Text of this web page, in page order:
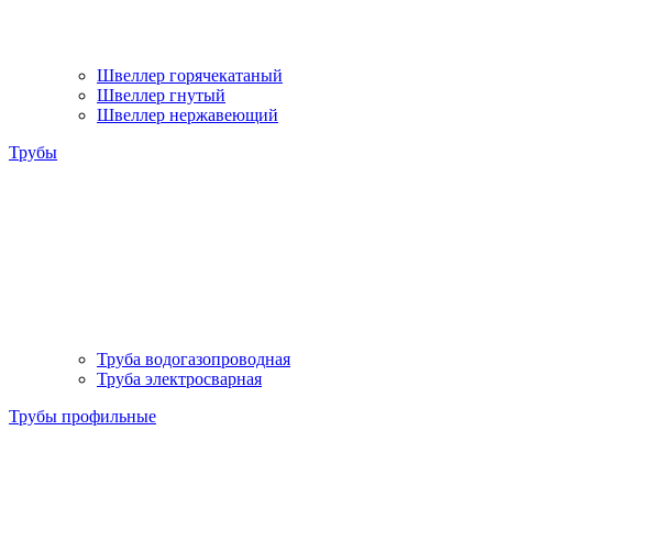
Швеллер горячекатаный
Швеллер гнутый
Швеллер нержавеющий
Трубы
Труба водогазопроводная
Труба электросварная
Трубы профильные